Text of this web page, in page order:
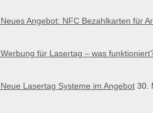
Neues Angebot: NFC Bezahlkarten für
Werbung für Lasertag – was
Neue Lasertag Systeme im Angebot 30.